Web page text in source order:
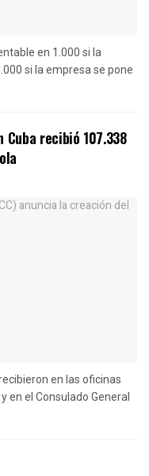
en 1.000 si la
si la empresa se pone
Cuba recibió 107.338
en las oficinas
en el Consulado General